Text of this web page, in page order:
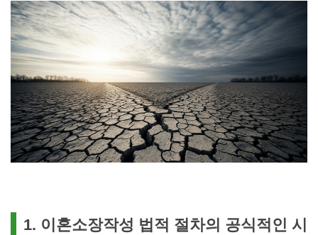
1. 이혼소장작성 법적 절차의 공식적인 시